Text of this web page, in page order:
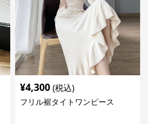
¥4,300 (税込)
フリル裾タイトワンピース